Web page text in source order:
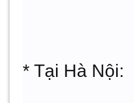
* Tại Hà Nội: